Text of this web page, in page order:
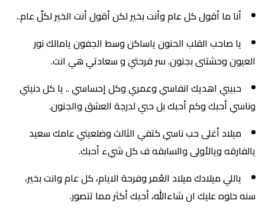
أنا ما أقول كل عام وأنت بخير لكن أقول أنت الخير لكلّ عام..
يا صاحب القلب الحنون ياساكن وسط الجفون يامالك نور
العيون وحشتنى بجنون. سر فرحتي و سعادتي هي انت.
حبيبي اهديك انفاسي وعمري وكل إحساسي .. يا كل دنيتي
وناسي أحبك وكم أحبك بل حبي لدرجة العشق والجنون.
ميلاد أغلى حب ناسي كتفي الثالث وضلعيني عامك سعيد
يالفارقه ويالأولى والسابقه ف كل شيء أحبك.
ياللي ميلادك ميلاد العُمر وفرحة الايام، كل عام وانت بخير،
سنه حلوه عليك ان شاءالله، أحبك أكثر مما تتصور.